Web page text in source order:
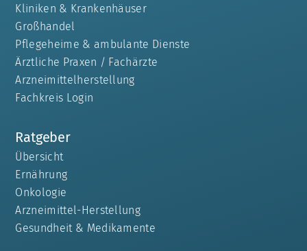
Kliniken & Krankenhäuser
Großhandel
Pflegeheime & ambulante Dienste
Ärztliche Praxen / Fachärzte
Arzneimittelherstellung
Fachkreis Login
Ratgeber
Übersicht
Ernährung
Onkologie
Arzneimittel-Herstellung
Gesundheit & Medikamente